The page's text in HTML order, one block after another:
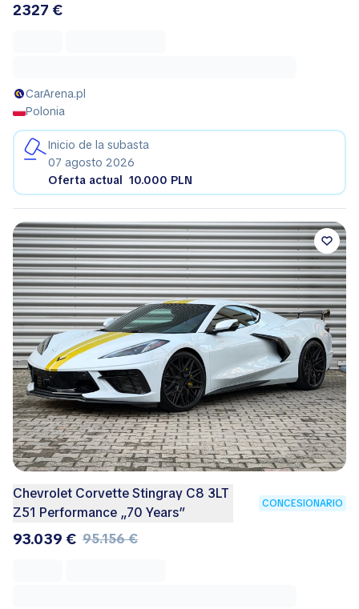
2327 €
CarArena.pl
Polonia
Inicio de la subasta
07 agosto 2026
Oferta actual 10.000 PLN
Chevrolet Corvette Stingray C8 3LT
Z51 Performance „70 Years”
CONCESIONARIO
93.039 € 95.156 €